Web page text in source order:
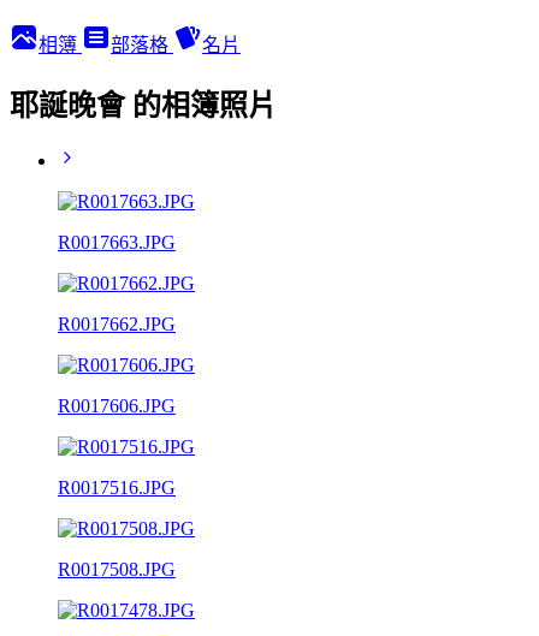
相簿 部落格 名片
耶誕晚會 的相簿照片
R0017663.JPG
R0017662.JPG
R0017606.JPG
R0017516.JPG
R0017508.JPG